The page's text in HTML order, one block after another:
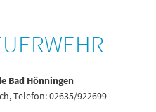
Bad Hönningen
Telefon: 02635/922699